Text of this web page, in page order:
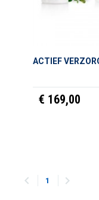
ACTIEF
€ 169,00
 1 